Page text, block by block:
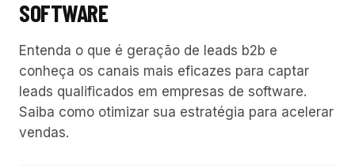
SOFTWARE
Entenda o que é geração de leads b2b e
conheça os canais mais eficazes para captar
leads qualificados em empresas de software.
Saiba como otimizar sua estratégia para acelerar
vendas.